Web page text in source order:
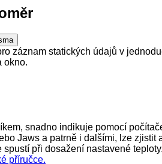
záznam statických údajů v
okno.
snadno indikuje pomocí
Jaws a patrně i dalšími, lze
při dosažení nastavené teploty.
příručce.